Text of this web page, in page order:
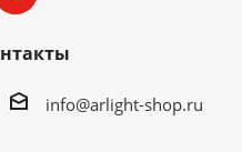
info@arlight-shop.ru